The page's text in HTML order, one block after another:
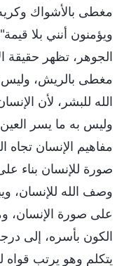
مغطى بالأشواك
ويؤمنون أنني بلا
الجوهر، تظهر حقيقة
مغطى بالريش، وليس
الله للبشر، لأن
وليس به ما يسر
مفاهيم الإنسان تجاه
صورة للإنسان بناء
وصف الله للإنسان،
على صورة الإنسان،
الكون بأسره، إلى
يتكلم وهو يرتب